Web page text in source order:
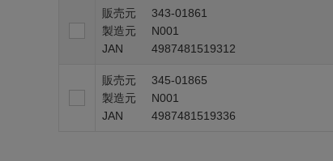
販売元
343-01861
製造元
N001
JAN
4987481519312
販売元
345-01865
製造元
N001
JAN
4987481519336